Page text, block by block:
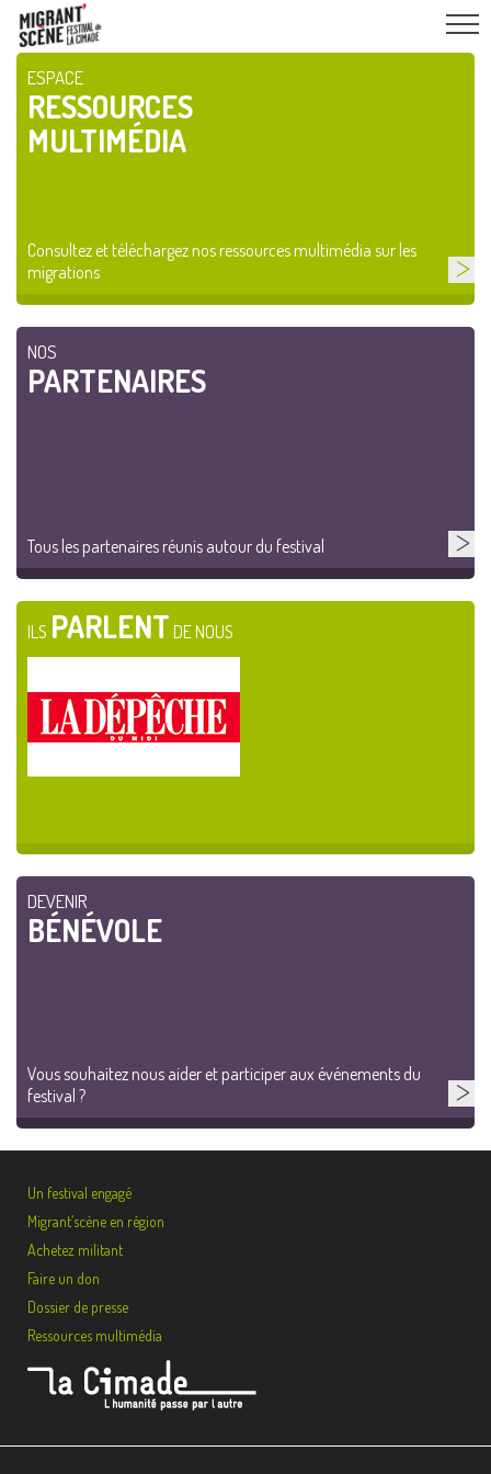
ESPACE
RESSOURCES
MULTIMÉDIA
Consultez et téléchargez nos ressources multimédia sur les
migrations
NOS
PARTENAIRES
Tous les partenaires réunis autour du festival
ILS PARLENT DE NOUS
DEVENIR
BÉNÉVOLE
Vous souhaitez nous aider et participer aux événements du
festival ?
Un festival engagé
Migrant’scène en région
Achetez militant
Faire un don
Dossier de presse
Ressources multimédia